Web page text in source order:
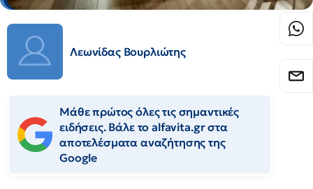
Λεωνίδας Βουρλιώτης
Μάθε πρώτος όλες τις σημαντικές
ειδήσεις. Βάλε το alfavita.gr στα
αποτελέσματα αναζήτησης της
Google